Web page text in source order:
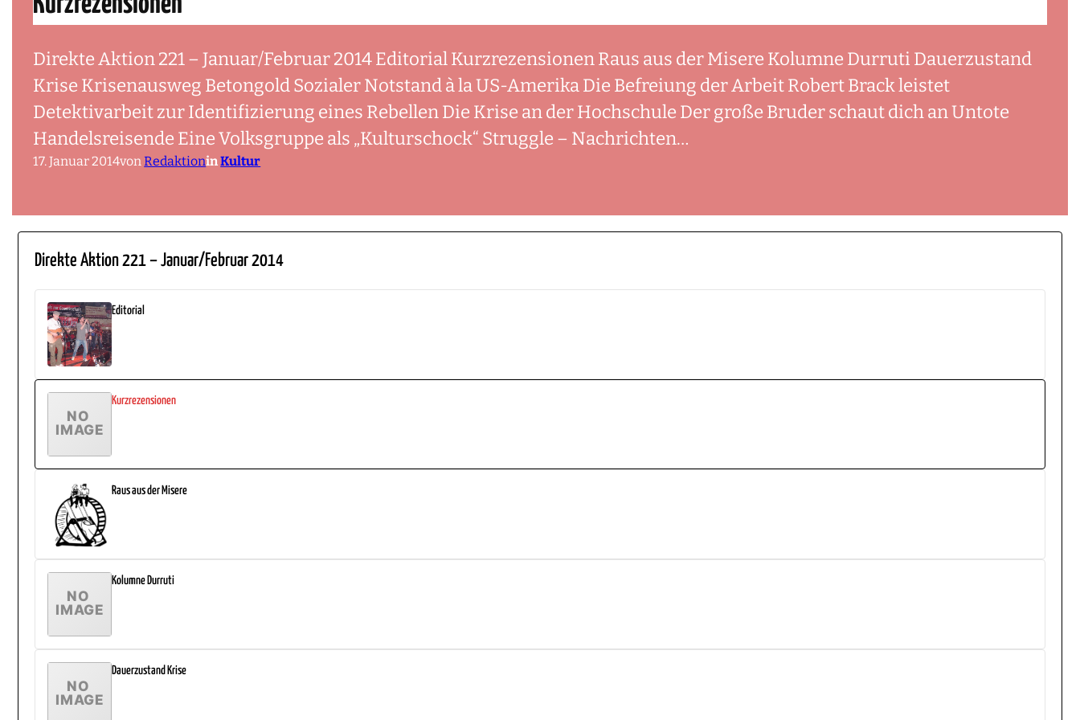
Direkte Aktion 221 – Januar/Februar 2014 Editorial Kurzrezensionen Raus aus der Misere Kolumne Durruti Dauerzustand
Krise Krisenausweg Betongold Sozialer Notstand à la US-Amerika Die Befreiung der Arbeit Robert Brack leistet
Detektivarbeit zur Identifizierung eines Rebellen Die Krise an der Hochschule Der große Bruder schaut dich an Untote
Handelsreisende Eine Volksgruppe als „Kulturschock“ Struggle – Nachrichten…
17. Januar 2014vonRedaktioninKultur
Direkte Aktion 221 – Januar/Februar 2014
Editorial
Kurzrezensionen
Raus aus der Misere
Kolumne Durruti
Dauerzustand Krise